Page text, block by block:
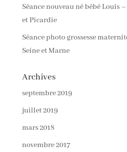
Séance nouveau né bébé Louis
et Picardie
Séance photo grossesse
Seine et Marne
Archives
septembre 2019
juillet 2019
mars 2018
novembre 2017